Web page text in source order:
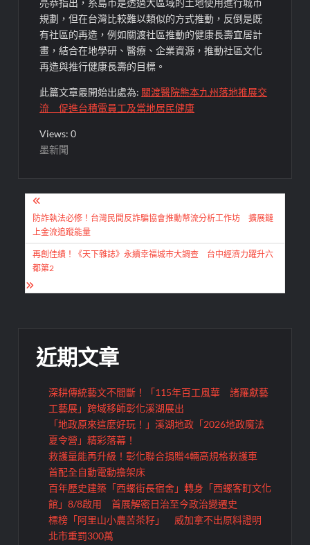
規劃，但在台灣比較難以類似的方式推動，反倒是既
有社區的再造，例如關渡社區推動的健康長壽宜居計
畫，結合在地學研、醫療、企業資源，推動社區文化
再造與推行健康長壽的目標。
此篇文章最開始出處為: 關渡醫院熊本九州落地推展交
流 促進台積電員工及當地居民健康
Views: 0
墨新聞
文
章
導
覽
防詐執法必修！台灣民間反詐騙協會推動幣流分析工作坊 擴展鏈
上金流追蹤能量
再創佳績！《天下雜誌》永續幸福城市大調查 台中經濟力躍升六
都第2
近期文章
深耕傳統藝文不間斷！「115年百工風華 諸羅獻藝
工藝展」跨域移師彰化溪湖展出
「地政原來這麼好玩！」溪湖地政「2026地政魔法
夏令營」精彩落幕！
救護量能再升級！彰化聯合捐贈4輛高規格救護車
首配全自動電動擔架床
百年歷史建築「西螺街長宿舍」轉身「西螺客町文化
館」8/8啟用 首展解密日治至今政治變遷史
標榜「阿里山小農苦茶籽」 威加拿不出原料證明
北市重罰300萬